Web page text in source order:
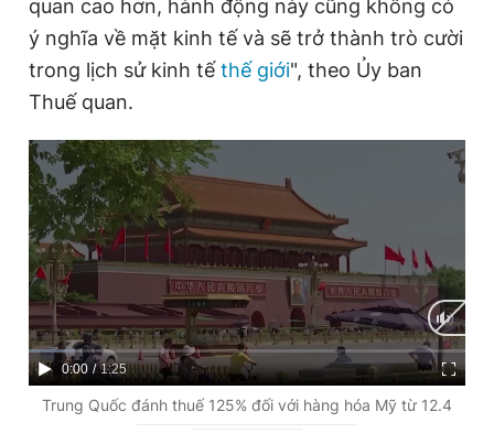
Đọc Thanh Niên trên điện thoại
Theo dõi báo trên
Hotline
0906 645 777
Liên hệ quảng cáo
0908 780 404
Đặt báo Quảng cáo RSS Tòa soạn Chính sách bảo
Tổng biên tập: Nguyễn Ngọc Toàn
Phó tổng biên tập thường trực: Hải Thành
quan cao hơn, hành động này cũng không có
ý nghĩa về mặt kinh tế và sẽ trở thành trò cười
trong lịch sử kinh tế thế giới", theo Ủy ban
Thuế quan.
C
u
0:00 / D
u
1:25
Trung Quốc đánh thuế 125% đối với hàng hóa Mỹ từ 12.4